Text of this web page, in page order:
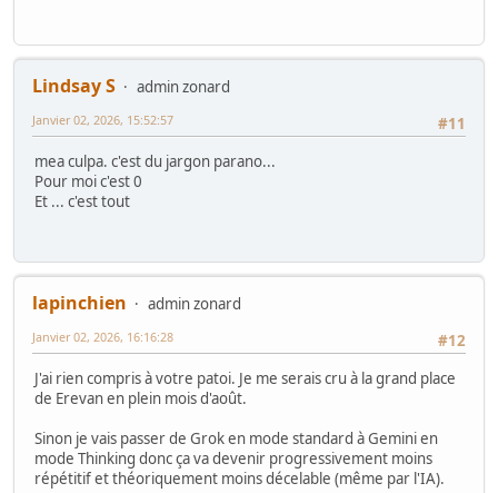
Lindsay S
admin zonard
#11
Janvier 02, 2026, 15:52:57
mea culpa. c'est du jargon parano...
Pour moi c'est 0
Et ... c'est tout
lapinchien
admin zonard
#12
Janvier 02, 2026, 16:16:28
J'ai rien compris à votre patoi. Je me serais cru à la grand place
de Erevan en plein mois d'août.
Sinon je vais passer de Grok en mode standard à Gemini en
mode Thinking donc ça va devenir progressivement moins
répétitif et théoriquement moins décelable (même par l'IA).